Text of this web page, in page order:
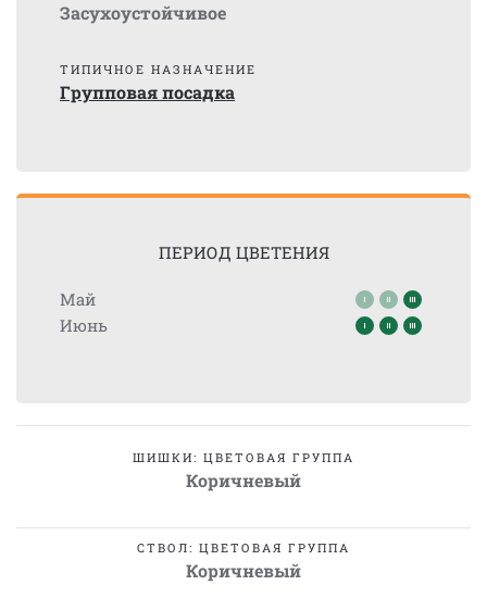
Засухоустойчивое
ТИПИЧНОЕ НАЗНАЧЕНИЕ
Групповая посадка
ПЕРИОД ЦВЕТЕНИЯ
Май
Июнь
ШИШКИ: ЦВЕТОВАЯ ГРУППА
Коричневый
СТВОЛ: ЦВЕТОВАЯ ГРУППА
Коричневый